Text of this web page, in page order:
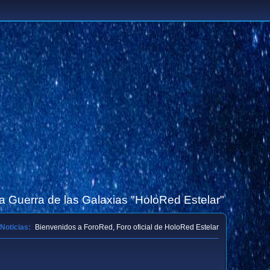
Guerra de las Galaxias "HoloRed Estelar"
Noticias: Bienvenidos a ForoRed, Foro oficial de HoloRed Estelar